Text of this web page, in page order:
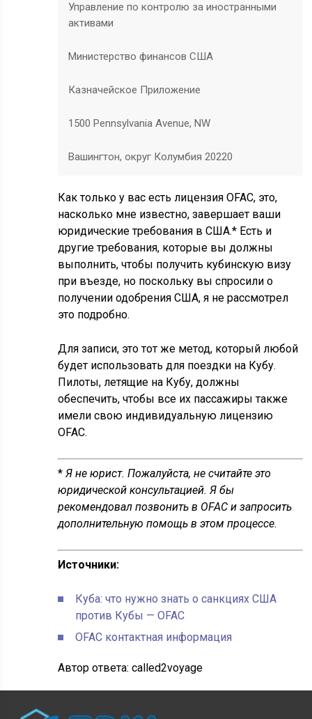
Управление по контролю за иностранными
активами
Министерство финансов США
Казначейское Приложение
1500 Pennsylvania Avenue, NW
Вашингтон, округ Колумбия 20220
Как только у вас есть лицензия OFAC, это,
насколько мне известно, завершает ваши
юридические требования в США.* Есть и
другие требования, которые вы должны
выполнить, чтобы получить кубинскую визу
при въезде, но поскольку вы спросили о
получении одобрения США, я не рассмотрел
это подробно.
Для записи, это тот же метод, который любой
будет использовать для поездки на Кубу.
Пилоты, летящие на Кубу, должны
обеспечить, чтобы все их пассажиры также
имели свою индивидуальную лицензию
OFAC.
*Я не юрист. Пожалуйста, не считайте это
юридической консультацией. Я бы
рекомендовал позвонить в OFAC и запросить
дополнительную помощь в этом процессе.
Источники:
Куба: что нужно знать о санкциях США
против Кубы — OFAC
OFAC контактная информация
Автор ответа:called2voyage